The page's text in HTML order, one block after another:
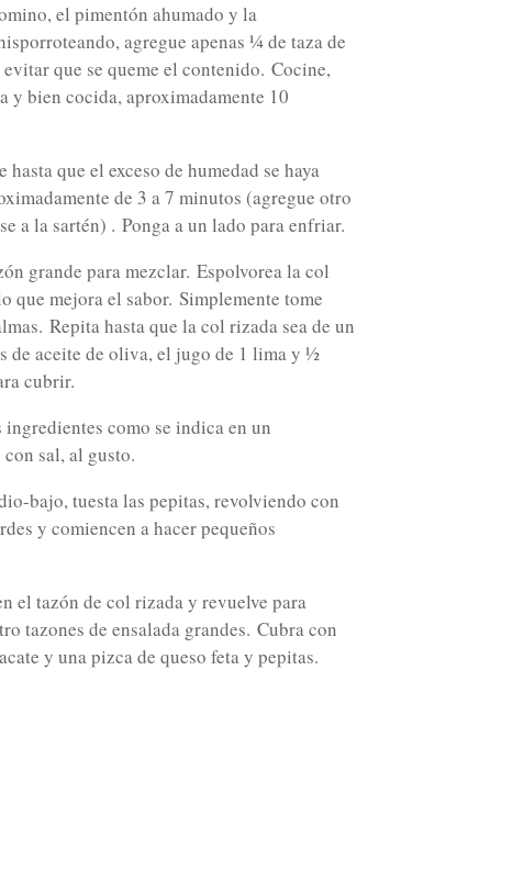
el pimentón ahumado y la
agregue apenas ¼ de taza de
que se queme el contenido. Cocine,
y bien cocida, aproximadamente 10
que el exceso de humedad se haya
de 3 a 7 minutos (agregue otro
a la sartén) . Ponga a un lado para enfriar.
grande para mezclar. Espolvorea la col
que mejora el sabor. Simplemente tome
Repita hasta que la col rizada sea de un
de aceite de oliva, el jugo de 1 lima y ½
cubrir.
como se indica en un
sal, al gusto.
bajo, tuesta las pepitas, revolviendo con
y comiencen a hacer pequeños
el tazón de col rizada y revuelve para
tazones de ensalada grandes. Cubra con
y una pizca de queso feta y pepitas.